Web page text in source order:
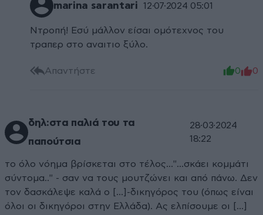
marina sarantari 12·07·2024 05:01
Ντροπή! Εσύ μάλλον είσαι ομότεχνος του
τραπερ στο αναιτιο ξύλο.
Απαντήστε 0 0
δηλ:στα παλιά του τα
παπούτσια
28·03·2024
18:22
το όλο νόημα βρίσκεται στο τέλος..."...σκάει κομμάτι
σύντομα.." - σαν να τους μουτζώνει και από πάνω. Δεν
τον δασκάλεψε καλά ο [...]-δικηγόρος του (όπως είναι
όλοι οι δικηγόροι στην Ελλάδα). Ας ελπίσουμε οι [...]